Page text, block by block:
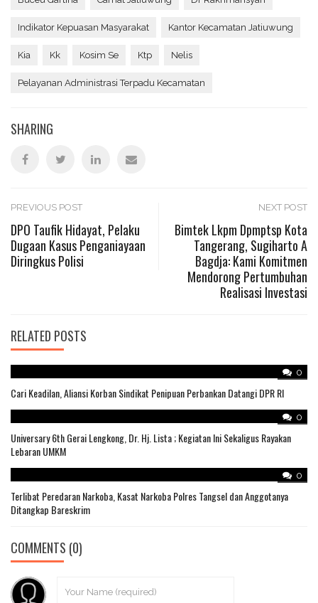
Indikator Kepuasan Masyarakat Kantor Kecamatan Jatiuwung
Kia Kk Kosim Se Ktp Nelis
Pelayanan Administrasi Terpadu Kecamatan
SHARING
Post
navigation
PREVIOUS POST
DPO Taufik Hidayat, Pelaku
Dugaan Kasus Penganiayaan
Diringkus Polisi
NEXT POST
Bimtek Lkpm Dpmptsp Kota
Tangerang, Sugiharto A
Bagdja: Kami Komitmen
Mendorong Pertumbuhan
Realisasi Investasi
RELATED POSTS
0
Cari Keadilan, Aliansi Korban Sindikat Penipuan Perbankan Datangi DPR RI
0
Universary 6th Gerai Lengkong, Dr. Hj. Lista ; Kegiatan Ini Sekaligus Rayakan
Lebaran UMKM
0
Terlibat Peredaran Narkoba, Kasat Narkoba Polres Tangsel dan Anggotanya
Ditangkap Bareskrim
COMMENTS (0)